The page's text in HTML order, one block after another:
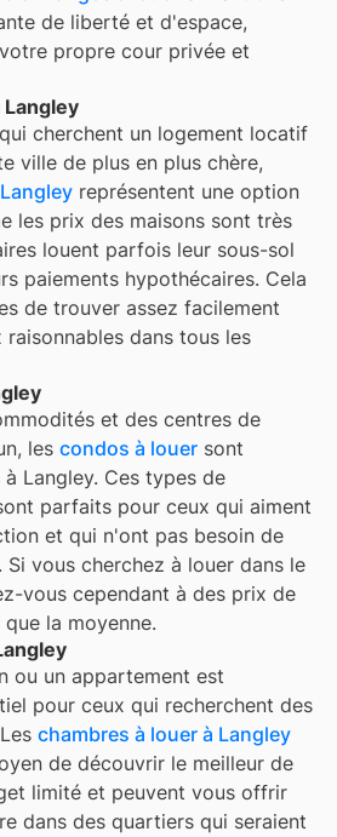
de liberté et d'espace,
propre cour privée et
cherchent un logement locatif
ville de plus en plus chère,
représentent une option
les prix des maisons sont très
louent parfois leur sous-sol
paiements hypothécaires. Cela
de trouver assez facilement
dans tous les
et des centres de
les condos à louer sont
à Langley. Ces types de
parfaits pour ceux qui aiment
et qui n'ont pas besoin de
Si vous cherchez à louer dans le
vous cependant à des prix de
la moyenne.
ou un appartement est
pour ceux qui recherchent des
chambres à louer à Langley
de découvrir le meilleur de
limité et peuvent vous offrir
dans des quartiers qui seraient